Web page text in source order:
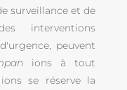
surveillance et de
interventions
peuvent
ions à tout
ions se réserve la